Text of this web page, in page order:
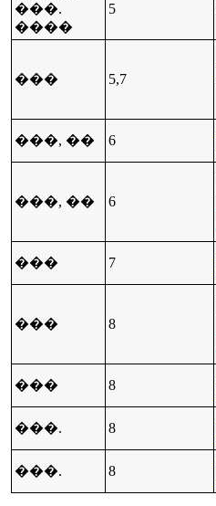
���.
����
5
��� 5,7
���, �� 6
���, �� 6
��� 7
��� 8
��� 8
���. 8
���. 8